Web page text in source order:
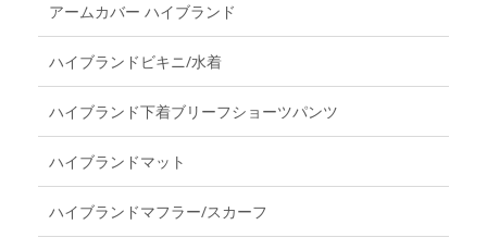
アームカバー ハイブランド
ハイブランドビキニ/水着
ハイブランド下着ブリーフショーツパンツ
ハイブランドマット
ハイブランドマフラー/スカーフ